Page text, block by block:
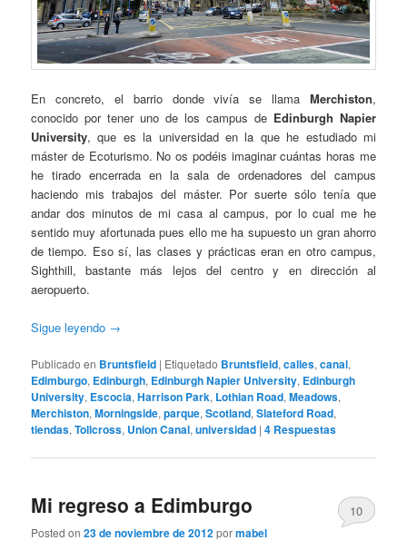
En concreto, el barrio donde vivía se llama Merchiston,
conocido por tener uno de los campus de Edinburgh Napier
University, que es la universidad en la que he estudiado mi
máster de Ecoturismo. No os podéis imaginar cuántas horas me
he tirado encerrada en la sala de ordenadores del campus
haciendo mis trabajos del máster. Por suerte sólo tenía que
andar dos minutos de mi casa al campus, por lo cual me he
sentido muy afortunada pues ello me ha supuesto un gran ahorro
de tiempo. Eso sí, las clases y prácticas eran en otro campus,
Sighthill, bastante más lejos del centro y en dirección al
aeropuerto.
Sigue leyendo →
Publicado en Bruntsfield | Etiquetado Bruntsfield,calles,canal,
Edimburgo, Edinburgh, Edinburgh Napier University, Edinburgh
University, Escocia,Harrison Park, Lothian Road,Meadows,
Merchiston,Morningside,parque,Scotland,Slateford Road,
tiendas,Tollcross, Union Canal,universidad |4 Respuestas
Mi regreso a Edimburgo
Posted on23 de noviembre de 2012pormabel
10